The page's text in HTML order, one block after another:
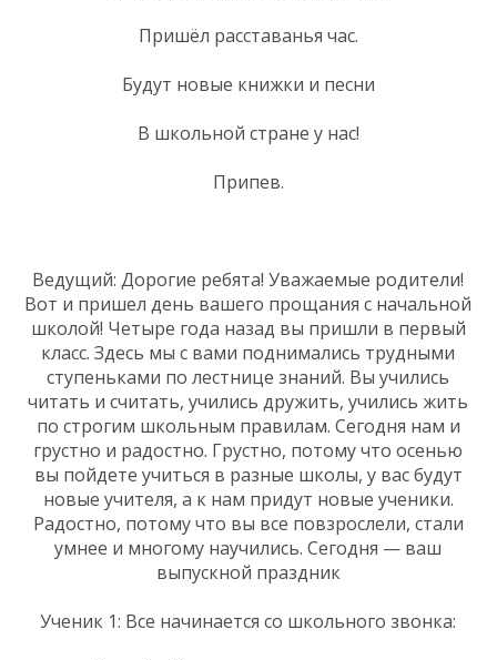
Пришёл расставанья час.
Будут новые книжки и песни
В школьной стране у нас!
Припев.
Ведущий: Дорогие ребята! Уважаемые родители!
Вот и пришел день вашего прощания с начальной
школой! Четыре года назад вы пришли в первый
класс. Здесь мы с вами поднимались трудными
ступеньками по лестнице знаний. Вы учились
читать и считать, учились дружить, учились жить
по строгим школьным правилам. Сегодня нам и
грустно и радостно. Грустно, потому что осенью
вы пойдете учиться в разные школы, у вас будут
новые учителя, а к нам придут новые ученики.
Радостно, потому что вы все повзрослели, стали
умнее и многому научились. Сегодня — ваш
выпускной праздник
Ученик 1: Все начинается со школьного звонка: